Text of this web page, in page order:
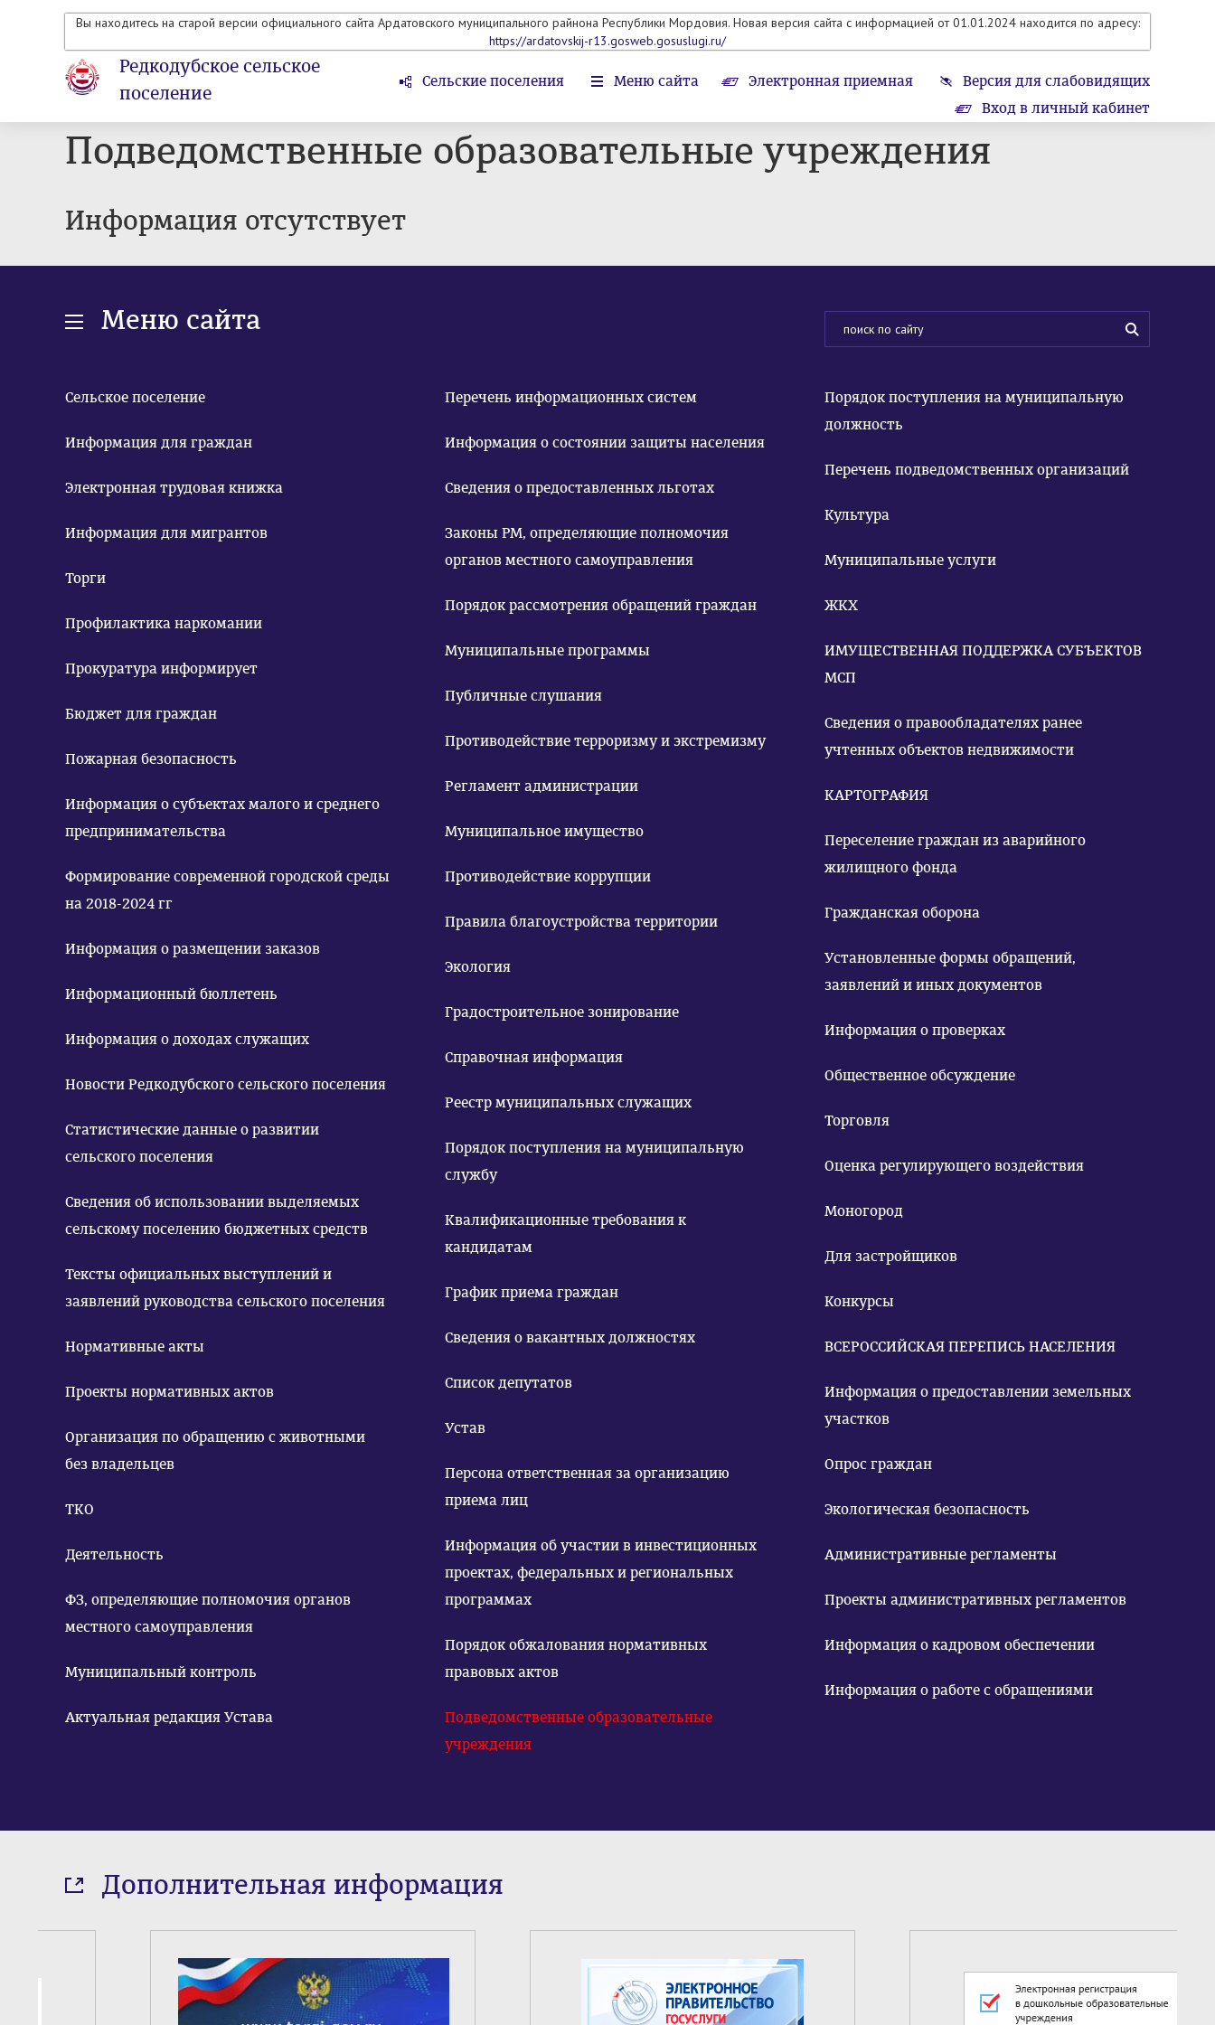
Вы находитесь на старой версии официального сайта Ардатовского муниципального райнона Республики Мордовия. Новая версия сайта с информацией от 01.01.2024 находится по адресу:
https://ardatovskij-r13.gosweb.gosuslugi.ru/
Редкодубское сельское
поселение
Сельские поселения Меню сайта Электронная приемная
Версия для слабовидящих
Вход в личный кабинет
Подведомственные образовательные учреждения
Информация отсутствует
Меню сайта
Сельское поселение
Информация для граждан
Электронная трудовая книжка
Информация для мигрантов
Торги
Профилактика наркомании
Прокуратура информирует
Бюджет для граждан
Пожарная безопасность
Информация о субъектах малого и среднего
предпринимательства
Формирование современной городской среды
на 2018-2024 гг
Информация о размещении заказов
Информационный бюллетень
Информация о доходах служащих
Новости Редкодубского сельского поселения
Статистические данные о развитии
сельского поселения
Сведения об использовании выделяемых
сельскому поселению бюджетных средств
Тексты официальных выступлений и
заявлений руководства сельского поселения
Нормативные акты
Проекты нормативных актов
Организация по обращению с животными
без владельцев
ТКО
Деятельность
ФЗ, определяющие полномочия органов
местного самоуправления
Муниципальный контроль
Актуальная редакция Устава
Перечень информационных систем
Информация о состоянии защиты населения
Сведения о предоставленных льготах
Законы РМ, определяющие полномочия
органов местного самоуправления
Порядок рассмотрения обращений граждан
Муниципальные программы
Публичные слушания
Противодействие терроризму и экстремизму
Регламент администрации
Муниципальное имущество
Противодействие коррупции
Правила благоустройства территории
Экология
Градостроительное зонирование
Справочная информация
Реестр муниципальных служащих
Порядок поступления на муниципальную
службу
Квалификационные требования к
кандидатам
График приема граждан
Сведения о вакантных должностях
Список депутатов
Устав
Персона ответственная за организацию
приема лиц
Информация об участии в инвестиционных
проектах, федеральных и региональных
программах
Порядок обжалования нормативных
правовых актов
Подведомственные образовательные
учреждения
Порядок поступления на муниципальную
должность
Перечень подведомственных организаций
Культура
Муниципальные услуги
ЖКХ
ИМУЩЕСТВЕННАЯ ПОДДЕРЖКА СУБЪЕКТОВ
МСП
Сведения о правообладателях ранее
учтенных объектов недвижимости
КАРТОГРАФИЯ
Переселение граждан из аварийного
жилищного фонда
Гражданская оборона
Установленные формы обращений,
заявлений и иных документов
Информация о проверках
Общественное обсуждение
Торговля
Оценка регулирующего воздействия
Моногород
Для застройщиков
Конкурсы
ВСЕРОССИЙСКАЯ ПЕРЕПИСЬ НАСЕЛЕНИЯ
Информация о предоставлении земельных
участков
Опрос граждан
Экологическая безопасность
Административные регламенты
Проекты административных регламентов
Информация о кадровом обеспечении
Информация о работе с обращениями
Дополнительная информация